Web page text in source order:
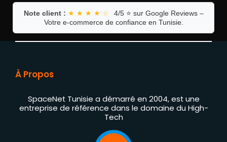
Note client : ★ ★ ★ ★ ☆
4/5 ⭐ sur Google Reviews –
Votre e-commerce de confiance en Tunisie.
À Propos
SpaceNet Tunisie a démarré en 2004, est une
entreprise de référence dans le domaine du High-
Tech